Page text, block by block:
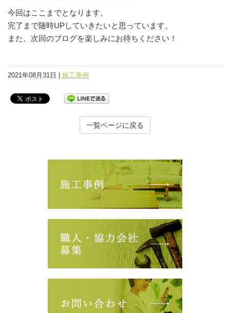
今回はここまでとなります。
完了まで随時UPしていきたいと思っています。
また、次回のブログを楽しみにお待ちください！
2021年08月31日 | 施工事例
一覧ページに戻る